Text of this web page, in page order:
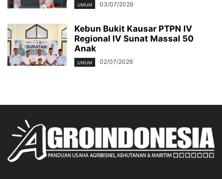
UMUM 03/07/2026
Kebun Bukit Kausar PTPN IV
Regional IV Sunat Massal 50
Anak
UMUM 02/07/2026